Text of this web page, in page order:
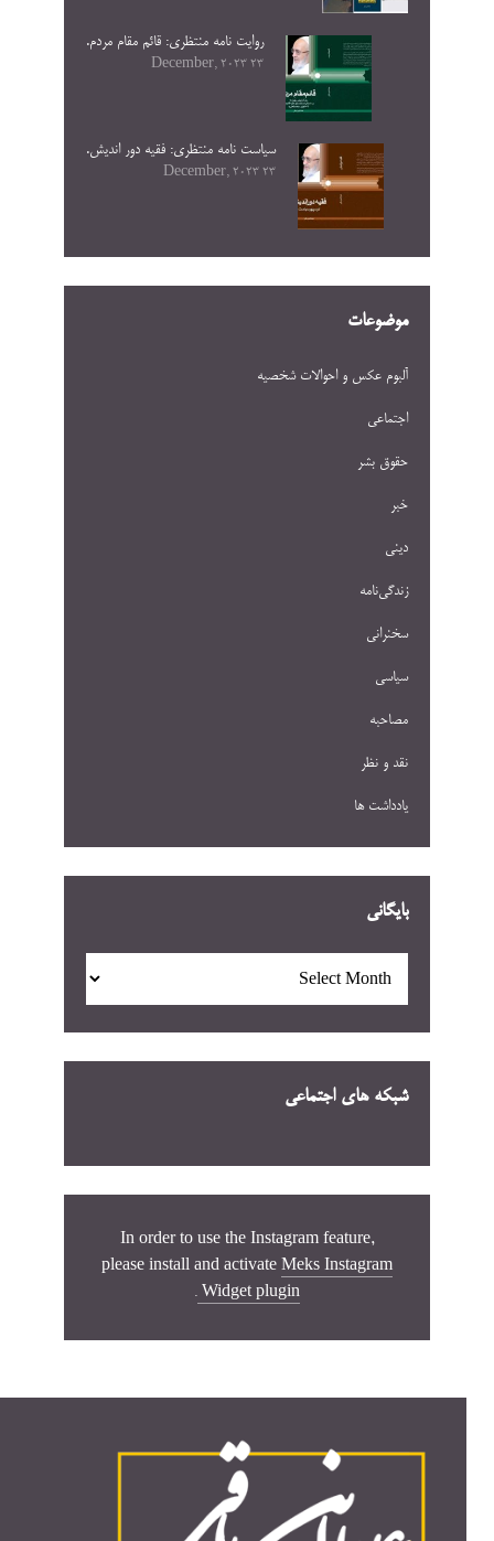
روایت نامه منتظری: قائم مقام مردم.
23 December, 2023
سیاست نامه منتظری: فقیه دور اندیش.
23 December, 2023
موضوعات
آلبوم عکس و احوالات شخصيه
اجتماعی
حقوق بشر
خبر
دینی
زندگی‌نامه
سخنرانی
سیاسی
مصاحبه
نقد و نظر
یادداشت ها
بایگانی
شبکه های اجتماعی
In order to use the Instagram feature,
please install and activate Meks Instagram
Widget plugin
.